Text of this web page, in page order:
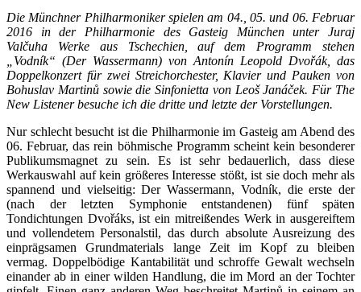
Die Münchner Philharmoniker spielen am 04., 05. und 06. Februar
2016 in der Philharmonie des Gasteig München unter Juraj
Valčuha Werke aus Tschechien, auf dem Programm stehen
„Vodník“ (Der Wassermann) von Antonín Leopold Dvořák, das
Doppelkonzert für zwei Streichorchester, Klavier und Pauken von
Bohuslav Martinů sowie die Sinfonietta von Leoš Janáček. Für The
New Listener besuche ich die dritte und letzte der Vorstellungen.
Nur schlecht besucht ist die Philharmonie im Gasteig am Abend des
06. Februar, das rein böhmische Programm scheint kein besonderer
Publikumsmagnet zu sein. Es ist sehr bedauerlich, dass diese
Werkauswahl auf kein größeres Interesse stößt, ist sie doch mehr als
spannend und vielseitig: Der Wassermann, Vodník, die erste der
(nach der letzten Symphonie entstandenen) fünf späten
Tondichtungen Dvořáks, ist ein mitreißendes Werk in ausgereiftem
und vollendetem Personalstil, das durch absolute Ausreizung des
einprägsamen Grundmaterials lange Zeit im Kopf zu bleiben
vermag. Doppelbödige Kantabilität und schroffe Gewalt wechseln
einander ab in einer wilden Handlung, die im Mord an der Tochter